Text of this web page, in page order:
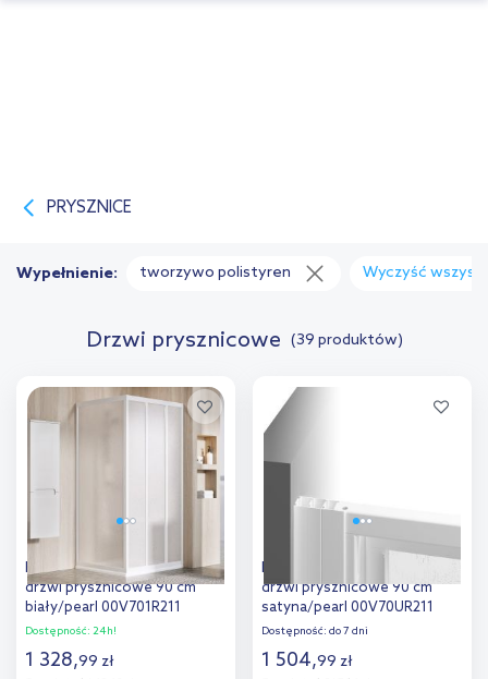
PRYSZNICE
Drzwi prysznicowe (39 produktów)
Wypełnienie: tworzywo polistyren Wyczyść
Ravak Supernova ASDP3-90
drzwi prysznicowe 90 cm
biały/pearl 00V701R211
Dostępność: 24h!
1 328,99 zł
Ravak Supernova ASDP3-90
drzwi prysznicowe 90 cm
satyna/pearl 00V70UR211
Dostępność: do 7 dni
1 504,99 zł